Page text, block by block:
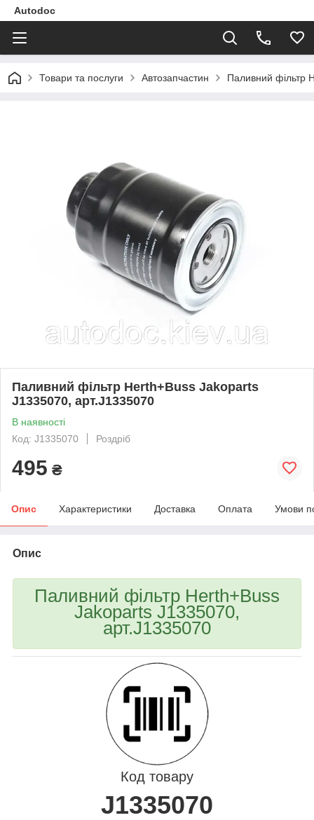
Autodoc
Товари та послуги Автозапчастин Паливний фільтр
Паливний фільтр Herth+Buss Jakoparts
J1335070, арт.J1335070
В наявності
Код: J1335070
Роздріб
495 ₴
Опис Характеристики Доставка Оплата Умови
Опис
Паливний фільтр Herth+Buss
Jakoparts J1335070,
арт.J1335070
Код товару
J1335070